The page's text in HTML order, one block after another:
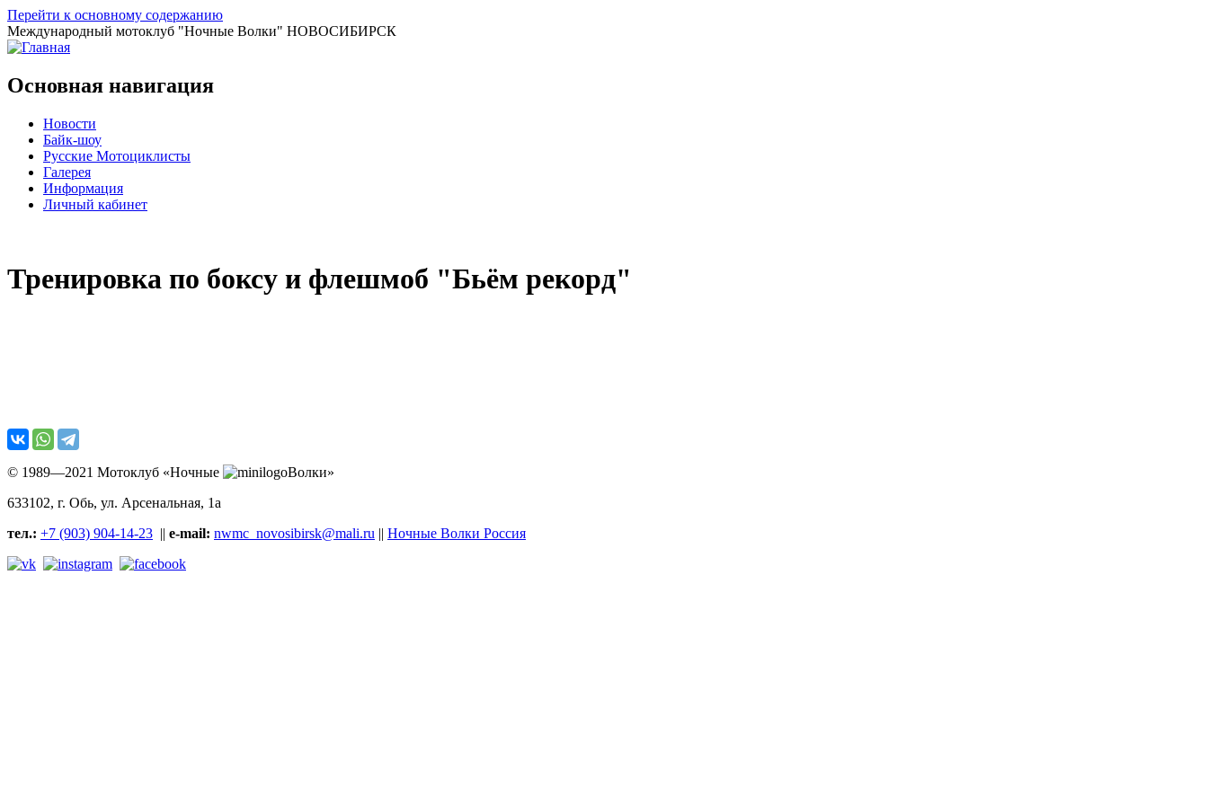
Перейти к основному содержанию
Международный мотоклуб "Ночные Волки" НОВОСИБИРСК
Основная навигация
Новости
Байк-шоу
Русские Мотоциклисты
Галерея
Информация
Личный кабинет
Тренировка по боксу и флешмоб "Бьём рекорд"
© 1989—2021 Мотоклуб «Ночные
Волки»
633102, г. Обь, ул. Арсенальная, 1а
тел.: +7 (903) 904-14-23 || e-mail: nwmc_novosibirsk@mali.ru || Ночные Волки Россия